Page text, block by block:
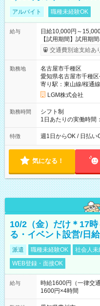
アルバイト 職種未経験OK
給与
日給10,000円～
【試用期間】試用期間
交通費別途支給あ
勤務地
名古屋市千種区
愛知県名古屋市千種
寄り駅：東山線/桜通
LGM株式会社
勤務時間
シフト制
1日あたりの実働時間
特徴 週1日からOK / 日払い
気になる！
10/2（金）だけ＊17
る・イベント設営/日
派遣 職種未経験OK 社会人未
WEB登録・面接OK
給与
時給1600円（一律交
1600円×4時間